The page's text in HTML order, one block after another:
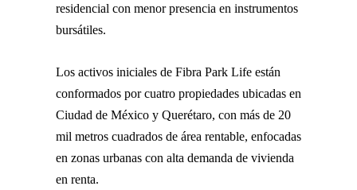
residencial con menor presencia en instrumentos
bursátiles.
Los activos iniciales de Fibra Park Life están
conformados por cuatro propiedades ubicadas en
Ciudad de México y Querétaro, con más de 20
mil metros cuadrados de área rentable, enfocadas
en zonas urbanas con alta demanda de vivienda
en renta.